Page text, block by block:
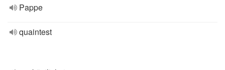
Pappe
quaintest